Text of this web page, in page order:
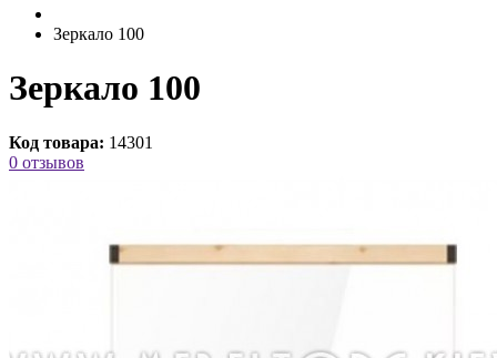
Зеркало 100
Зеркало 100
Код товара: 14301
0 отзывов